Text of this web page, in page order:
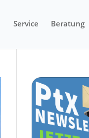
Service Beratung